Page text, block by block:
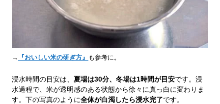
→ 『おいしい米の研ぎ方』 も参考に。
浸水時間の目安は、 夏場は30分、冬場は1時間が目安です。浸
水過程で、米が透明感のある状態から徐々に真っ白に変わりま
す。下の写真のように全体が白濁したら浸水完了です。